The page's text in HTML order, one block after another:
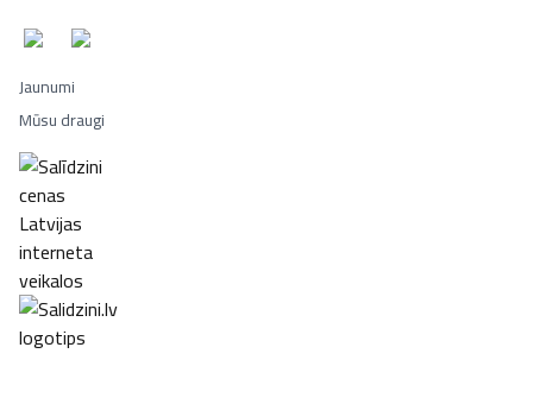
Jaunumi
Mūsu draugi